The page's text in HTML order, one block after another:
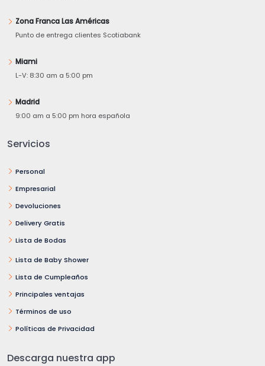
Zona Franca Las Américas
Punto de entrega clientes Scotiabank
Miami
L-V: 8:30 am a 5:00 pm
Madrid
9:00 am a 5:00 pm hora española
Servicios
Personal
Empresarial
Devoluciones
Delivery Gratis
Lista de Bodas
Lista de Baby Shower
Lista de Cumpleaños
Principales ventajas
Términos de uso
Políticas de Privacidad
Descarga nuestra app